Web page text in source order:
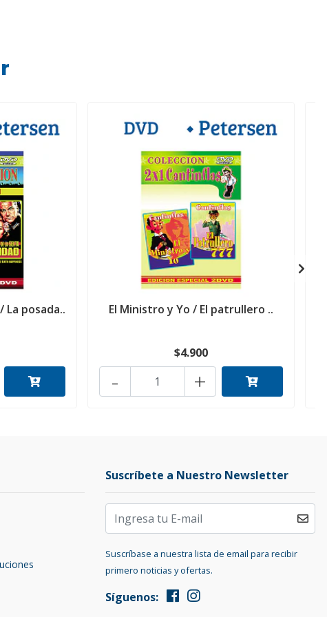
La posada.. El Ministro y Yo / El patrullero ..
$4.900
+
-
Suscríbete a Nuestro Newsletter
Suscríbase a nuestra lista de email para recibir
primero noticias y ofertas.
Síguenos: